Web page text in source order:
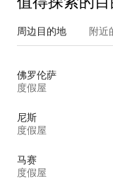
周边目的地 附近
佛罗伦萨
度假屋
尼斯
度假屋
马赛
度假屋